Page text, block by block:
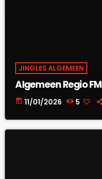
JINGLES ALGEMEEN
Algemeen Regio FM
today 11/01/2026 5